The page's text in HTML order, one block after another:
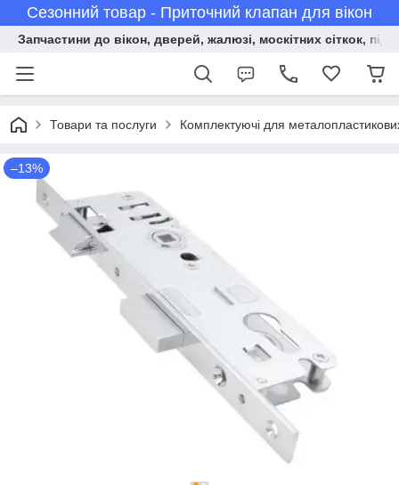
Сезонний товар - Приточний клапан для вікон
Запчастини до вікон, дверей, жалюзі, москітних сіткок,
Товари та послуги Комплектуючі для
–13%